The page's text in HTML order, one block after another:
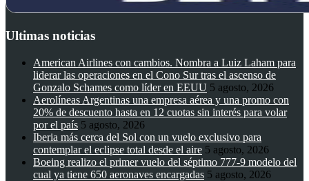
Ultimas noticias
American Airlines con cambios. Nombra a Luiz Laham para
liderar las operaciones en el Cono Sur tras el ascenso de
Gonzalo Schames como líder en EEUU 5 agosto, 2026
Aerolíneas Argentinas una empresa aérea y una promo con
20% de descuento hasta en 12 cuotas sin interés para volar
por el país 5 agosto, 2026
Iberia más cerca del Sol con un vuelo exclusivo para
contemplar el eclipse total desde el aire 5 agosto, 2026
Boeing realizo el primer vuelo del séptimo 777-9 modelo del
cual ya tiene 650 aeronaves encargadas 5 agosto, 2026